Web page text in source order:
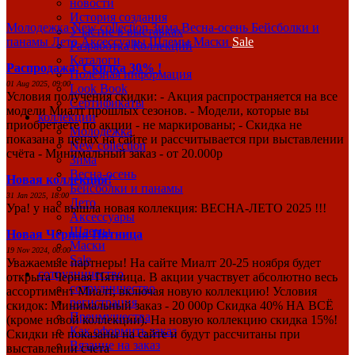
новости
История создания
Участие в выставках
Разработка Коллекций
Каталоги
Полезная информация
Look Book
Сертификаты
коллекции
Молодежка
New collection
Зима
Весна-осень
Бейсболки и панамы
Лето
Аксессуары
Шлемы
Маски
Sale
сотрудничество
сотрудничество
регистрация
Преимущества
Как оформить заказ
Вязание на заказ
МолодежкаNew collectionЗимаВесна-осень Бейсболки и
панамы ЛетоАксессуарыШлемыМаски Sale
Распродажа! Скидка 30% !
01 Aug 2025, 09:00
Условия получения скидки: - Акция распространяется на все
модели Миалт прошлых сезонов. - Модели, которые вы
приобретаете по акции - не маркированы; - Скидка не
показана в ценах на сайте и рассчитывается при выставлении
счёта - Минимальный заказ - от 20.000р
Новая коллекция!
31 Jan 2025, 18:00
Ура! у нас вышла новая коллекция: ВЕСНА-ЛЕТО 2025 !!!
Новая Черная Пятница
19 Nov 2024, 00:00
Уважаемые партнеры! На сайте Миалт 20-25 ноября будет
открыта Черная Пятница. В акции участвует абсолютно весь
ассортимент Миалт, включая новую коллекцию! Условия
скидок: Минимальный заказ - 20 000р Скидка 40% НА ВСЁ
(кроме новой коллекции). На новую коллекцию скидка 15%!
Скидки не показаны на сайте и будут рассчитаны при
выставлении счета